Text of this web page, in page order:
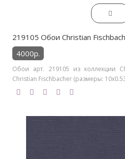
219105 Обои Christian
4000р.
Обои арт. 219105 из коллекции
Christian Fischbacher (размеры: